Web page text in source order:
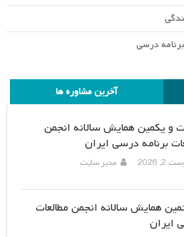
درسی
آخرین مشاوره ها
و یکمین همایش سالانه انجمن
برنامه درسی ایران
2, 2026 مدیر سایت
همایش سالانه انجمن مطالعات
ایران